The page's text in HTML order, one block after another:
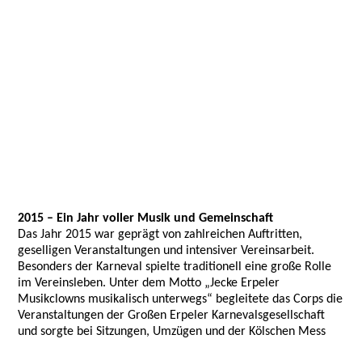
2015 – Ein Jahr voller Musik und Gemeinschaft
Das Jahr 2015 war geprägt von zahlreichen Auftritten,
geselligen Veranstaltungen und intensiver Vereinsarbeit.
Besonders der Karneval spielte traditionell eine große Rolle
im Vereinsleben. Unter dem Motto „Jecke Erpeler
Musikclowns musikalisch unterwegs“ begleitete das Corps die
Veranstaltungen der Großen Erpeler Karnevalsgesellschaft
und sorgte bei Sitzungen, Umzügen und der Kölschen Mess